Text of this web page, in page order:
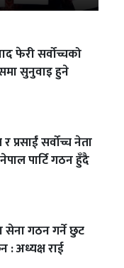
फेरी सर्वोच्चको
सुनुवाइ हुने
प्रसाईं सर्वोच्च नेता
पार्टि गठन हुँदै
सेना गठन गर्ने छुट
अध्यक्ष राई